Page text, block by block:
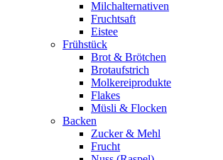
Milchalternativen
Fruchtsaft
Eistee
Frühstück
Brot & Brötchen
Brotaufstrich
Molkereiprodukte
Flakes
Müsli & Flocken
Backen
Zucker & Mehl
Frucht